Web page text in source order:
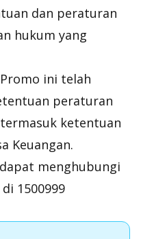
dan peraturan
hukum yang
ini telah
peraturan
ketentuan
Keuangan.
menghubungi
1500999